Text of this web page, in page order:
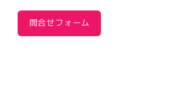
問合せフォーム